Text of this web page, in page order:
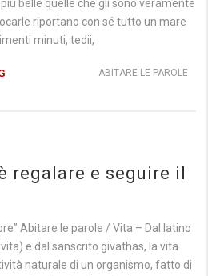
belle quelle che gli sono veramente
riportano con sé tutto un mare
minuti, tedii,
ABITARE LE PAROLE
regalare e seguire il
Abitare le parole / Vita – Dal latino
e dal sanscrito givathas, la vita
naturale di un organismo, fatto di